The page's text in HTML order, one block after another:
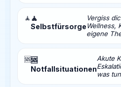
🧘 🧘
Selbstfürsorge
Vergiss
Wellness,
eigene
🆘🆘
Notfallsituationen
Akute
was